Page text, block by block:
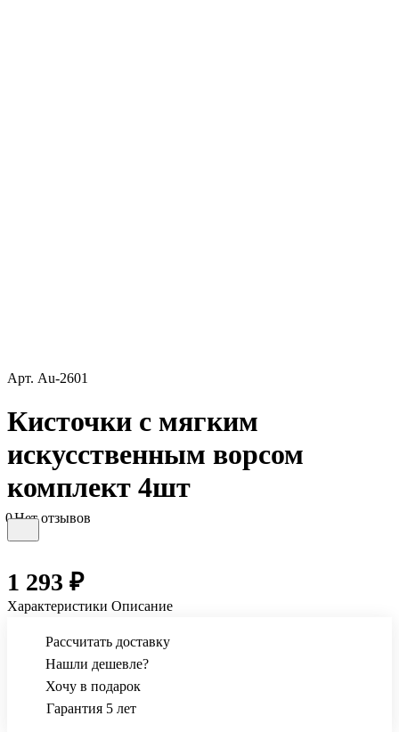
Арт. Au-2601
Кисточки с мягким
искусственным ворсом
комплект 4шт
0Нет отзывов
1 293 ₽
Характеристики Описание
Рассчитать доставку
Нашли дешевле?
Хочу в подарок
Гарантия 5 лет